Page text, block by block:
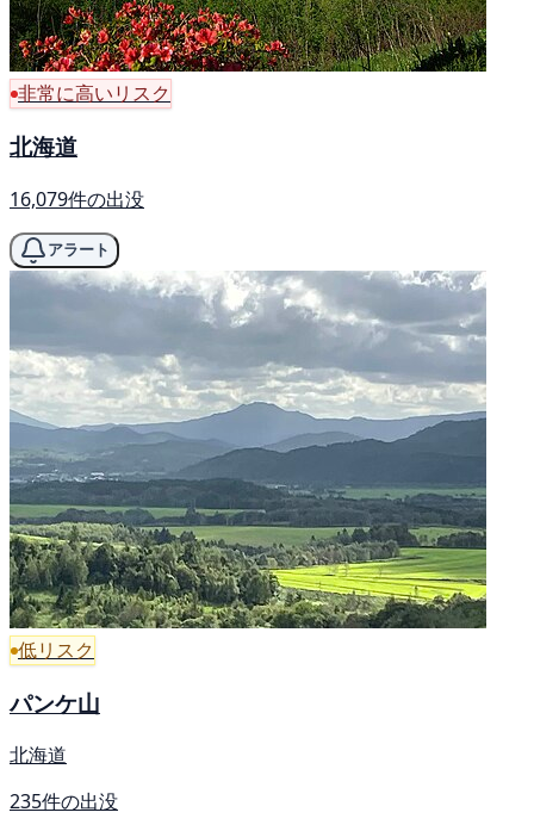
非常に高いリスク
北海道
16,079件の出没
アラート
低リスク
パンケ山
北海道
235件の出没